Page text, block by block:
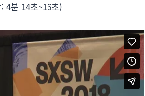
분 14초~16초)